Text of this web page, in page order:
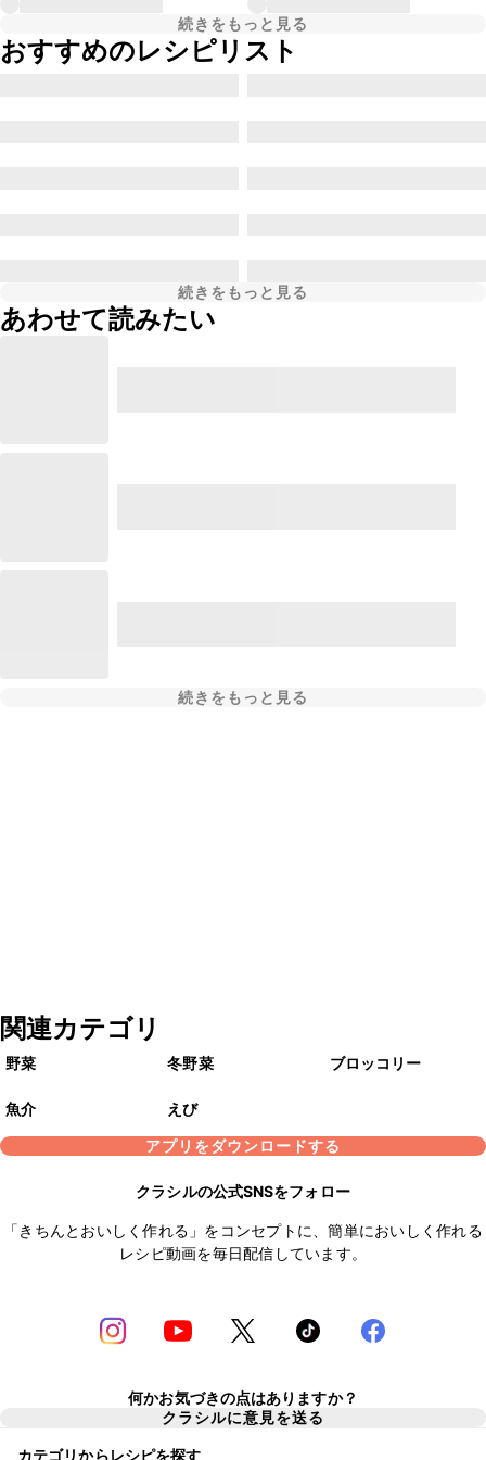
続きをもっと見る
おすすめのレシピリスト
続きをもっと見る
あわせて読みたい
続きをもっと見る
関連カテゴリ
野菜 冬野菜 ブロッコリー
魚介
えび
アプリをダウンロードする
クラシルの公式SNSをフォロー
「きちんとおいしく作れる」をコンセプトに、簡単においしく作れる
レシピ動画を毎日配信しています。
何かお気づきの点はありますか？
クラシルに意見を送る
カテゴリからレシピを探す